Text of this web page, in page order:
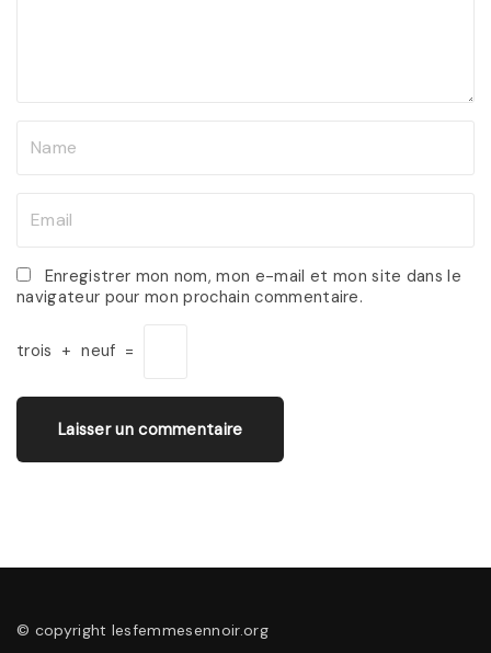
*
a
i
l
Enregistrer mon nom, mon e-mail et mon site dans le
navigateur pour mon prochain commentaire.
trois + neuf =
© copyright lesfemmesennoir.org